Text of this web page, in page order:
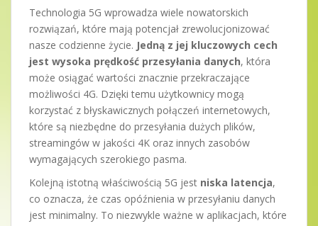
Technologia 5G wprowadza wiele nowatorskich
rozwiązań, które mają potencjał zrewolucjonizować
nasze codzienne życie. Jedną z jej kluczowych cech
jest wysoka prędkość przesyłania danych, która
może osiągać wartości znacznie przekraczające
możliwości 4G. Dzięki temu użytkownicy mogą
korzystać z błyskawicznych połączeń internetowych,
które są niezbędne do przesyłania dużych plików,
streamingów w jakości 4K oraz innych zasobów
wymagających szerokiego pasma.
Kolejną istotną właściwością 5G jest niska latencja,
co oznacza, że czas opóźnienia w przesyłaniu danych
jest minimalny. To niezwykle ważne w aplikacjach, które